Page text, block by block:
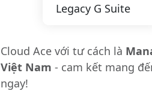
Legacy G Suite
Cloud Ace với tư cách là
Việt Nam - cam kết mang
ngay!